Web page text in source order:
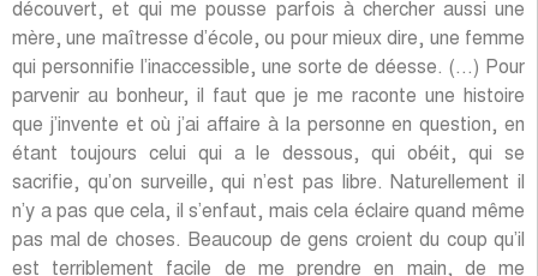
découvert, et qui me pousse parfois à chercher aussi une
mère, une maîtresse d’école, ou pour mieux dire, une femme
qui personnifie l’inaccessible, une sorte de déesse. (…) Pour
parvenir au bonheur, il faut que je me raconte une histoire
que j’invente et où j’ai affaire à la personne en question, en
étant toujours celui qui a le dessous, qui obéit, qui se
sacrifie, qu’on surveille, qui n’est pas libre. Naturellement il
n’y a pas que cela, il s’enfaut, mais cela éclaire quand même
pas mal de choses. Beaucoup de gens croient du coup qu’il
est terriblement facile de me prendre en main, de me